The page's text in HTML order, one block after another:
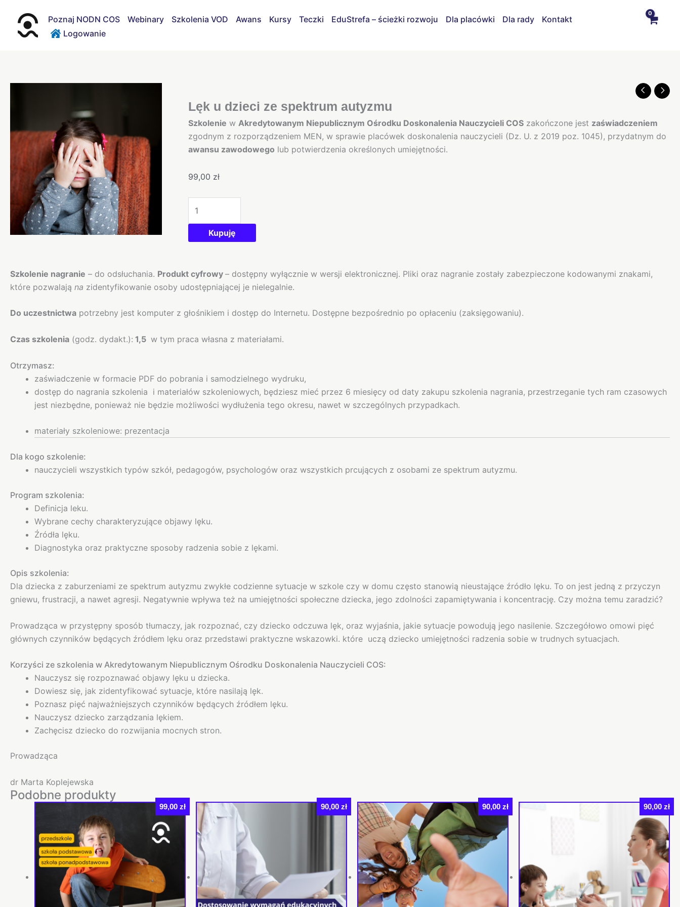
treści
Poznaj NODN COS Webinary Szkolenia VOD Awans Kursy Teczki EduStrefa – ścieżki rozwoju Dla placówki Dla rady
Kontakt
Logowanie
Lęk u dzieci ze spektrum autyzmu
Szkolenie w Akredytowanym Niepublicznym Ośrodku Doskonalenia Nauczycieli COS zakończone jest zaświadczeniem
zgodnym z rozporządzeniem MEN, w sprawie placówek doskonalenia nauczycieli (Dz. U. z 2019 poz. 1045), przydatnym do
awansu zawodowego lub potwierdzenia określonych umiejętności.
99,00 zł
Lęk
dzieci
ze
spektrum
Kupuję
Szkolenie nagranie – do odsłuchania. Produkt cyfrowy – dostępny wyłącznie w wersji elektronicznej. Pliki oraz nagranie zostały zabezpieczone kodowanymi znakami,
które pozwalają na zidentyfikowanie osoby udostępniającej je nielegalnie.
Do uczestnictwa potrzebny jest komputer z głośnikiem i dostęp do Internetu. Dostępne bezpośrednio po opłaceniu (zaksięgowaniu).
Czas szkolenia (godz. dydakt.): 1,5 w tym praca własna z materiałami.
Otrzymasz:
zaświadczenie w formacie PDF do pobrania i samodzielnego wydruku,
dostęp do nagrania szkolenia i materiałów szkoleniowych, będziesz mieć przez 6 miesięcy od daty zakupu szkolenia nagrania, przestrzeganie tych ram czasowych
jest niezbędne, ponieważ nie będzie możliwości wydłużenia tego okresu, nawet w szczególnych przypadkach.
materiały szkoleniowe: prezentacja
Dla kogo szkolenie:
nauczycieli wszystkich typów szkół, pedagogów, psychologów oraz wszystkich prcujących z osobami ze spektrum autyzmu.
Program szkolenia:
Definicja leku.
Wybrane cechy charakteryzujące objawy lęku.
Źródła lęku.
Diagnostyka oraz praktyczne sposoby radzenia sobie z lękami.
Opis szkolenia:
Dla dziecka z zaburzeniami ze spektrum autyzmu zwykłe codzienne sytuacje w szkole czy w domu często stanowią nieustające źródło lęku. To on jest jedną z przyczyn
gniewu, frustracji, a nawet agresji. Negatywnie wpływa też na umiejętności społeczne dziecka, jego zdolności zapamiętywania i koncentrację. Czy można temu zaradzić?
Prowadząca w przystępny sposób tłumaczy, jak rozpoznać, czy dziecko odczuwa lęk, oraz wyjaśnia, jakie sytuacje powodują jego nasilenie. Szczegółowo omowi pięć
głównych czynników będących źródłem lęku oraz przedstawi praktyczne wskazowki. które uczą dziecko umiejętności radzenia sobie w trudnych sytuacjach.
Korzyści ze szkolenia w Akredytowanym Niepublicznym Ośrodku Doskonalenia Nauczycieli COS:
Nauczysz się rozpoznawać objawy lęku u dziecka.
Dowiesz się, jak zidentyfikować sytuacje, które nasilają lęk.
Poznasz pięć najważniejszych czynników będących źródłem lęku.
Nauczysz dziecko zarządzania lękiem.
Zachęcisz dziecko do rozwijania mocnych stron.
Prowadząca
dr Marta Koplejewska
Podobne produkty
99,00 zł 90,00 zł 90,00 zł 90,00 zł